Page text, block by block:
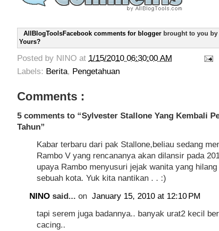
AllBlogToolsFacebook comments for blogger brought to you by
Yours?
Posted by NINO at 1/15/2010 06:30:00 AM
Labels: Berita, Pengetahuan
Comments :
5 comments to “Sylvester Stallone Yang Kembali
Tahun”
Kabar terbaru dari pak Stallone,beliau sedang
Rambo V yang rencananya akan dilansir pada
upaya Rambo menyusuri jejak wanita yang
sebuah kota. Yuk kita nantikan . . :)
NINO said... on January 15, 2010 at 12:10 PM
tapi serem juga badannya.. banyak urat2 kecil
cacing..